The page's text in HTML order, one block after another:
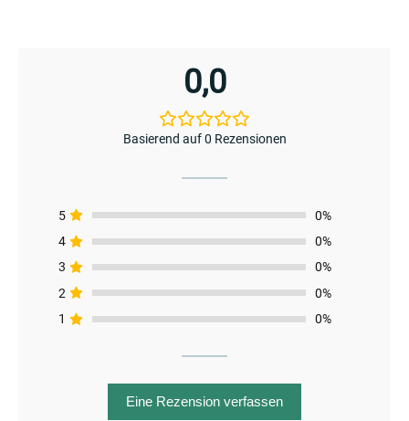
0,0
Basierend auf 0 Rezensionen
5
0%
4
0%
3
0%
2
0%
1
0%
Eine Rezension verfassen